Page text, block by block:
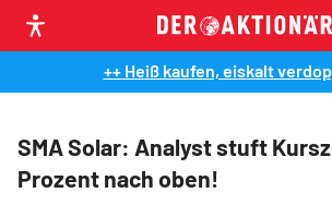
++ Heiß kaufen, eiskalt
SMA Solar: Analyst stuft
Prozent nach oben!